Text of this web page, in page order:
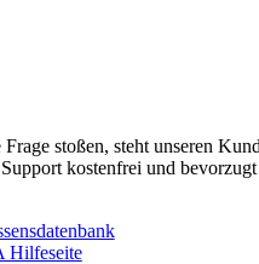
stoßen, steht unseren
kostenfrei und bevorzugt
Hilfeseite